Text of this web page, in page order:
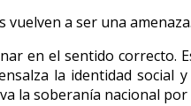
a ser una amenaza.
en el sentido correcto.
la identidad social y
la soberanía nacional